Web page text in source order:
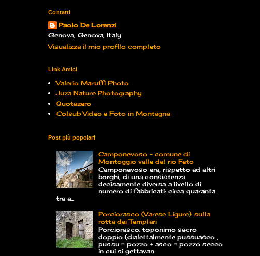
Contatti
Paolo De Lorenzi
Genova, Genova, Italy
Visualizza il mio profilo completo
Link Amici
Valerio Maruffi Photo
Juza Nature Photography
Quotazero
Colsub Video e Foto in Montagna
Post più popolari
Camponevoso - comune di
Montoggio valle del rio Feto
Camponevoso era, rispetto ad altri
borghi, di una consistenza
decisamente diversa a livello di
numero di fabbricati: circa quaranta
tra a...
Porciorasco (Varese Ligure): sulla
rotta dei Templari
Porciorasco: toponimo sacro
doppio (dialettalmente pussuasco ,
pussu = pozzo + asco = pozzo secco
in cui si gettavan...